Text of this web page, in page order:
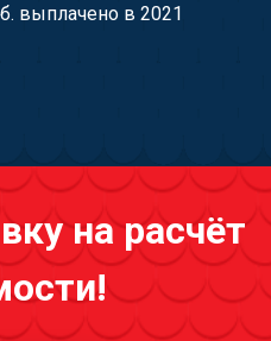
выплачено в 2021
на расчёт